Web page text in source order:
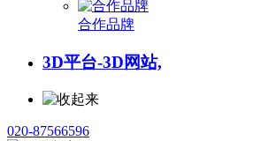
合作品牌
3D平台-3D网站,
020-87566596